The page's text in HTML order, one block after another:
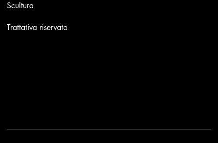
Scultura
Trattativa riservata